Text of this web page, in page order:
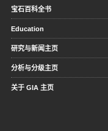
宝石百科全书
Education
研究与新闻主页
分析与分级主页
关于 GIA 主页